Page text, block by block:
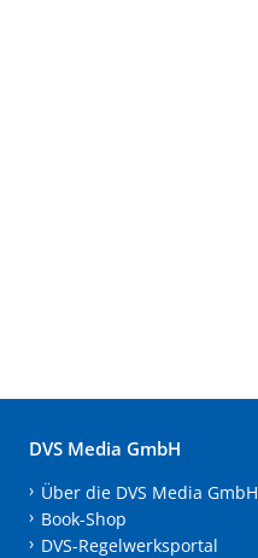
DVS Media GmbH
Über die DVS Media GmbH
Book-Shop
DVS-Regelwerksportal